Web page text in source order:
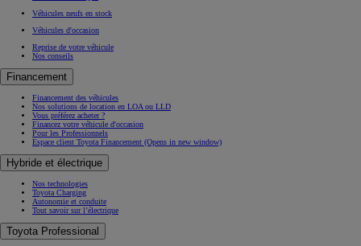
Véhicules neufs en stock
Véhicules d'occasion
Reprise de votre véhicule
Nos conseils
Financement
Financement des véhicules
Nos solutions de location en LOA ou LLD
Vous préférez acheter ?
Financez votre véhicule d'occasion
Pour les Professionnels
Espace client Toyota Financement (Opens in new window)
Hybride et électrique
Nos technologies
Toyota Charging
Autonomie et conduite
Tout savoir sur l’électrique
Toyota Professional